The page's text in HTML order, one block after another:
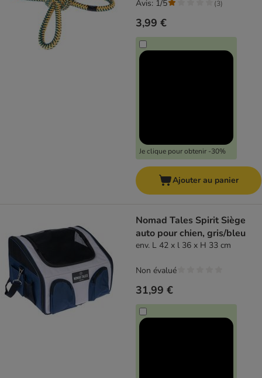
3,99 €
Je clique pour obtenir -30%
Avis: 1/5 (3)
Ajouter au panier
Nomad Tales Spirit Siège
auto pour chien, gris/bleu
env. L 42 x l 36 x H 33 cm
31,99 €
Non évalué